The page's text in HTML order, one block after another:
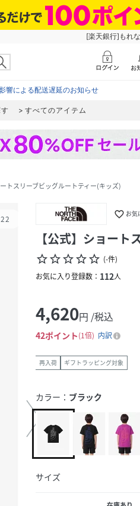
[楽天銀行]もれ
響による配送遅延のお知らせ
すべてのアイテム
ートスリーブビッグルートティー(キッズ)
22 favorite_border お気
【公式】ショー
star_borderstar_borderstar_borderstar_borderstar_border (-件)
お気に入り登録数： 112人
4,620円 /税込
42ポイント 1倍 内訳
再入荷 ギフトラッピング対象
カラー： ブラック
サイズ